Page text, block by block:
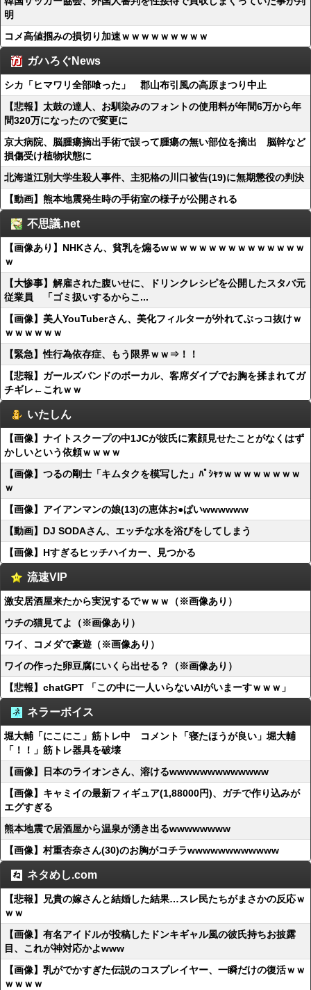
明
コメ高値掴みの損切り加速ｗｗｗｗｗｗｗｗｗ
ガハろぐNews
シカ「ヒマワリ全部喰った」 郡山布引風の高原まつり中止
【悲報】太鼓の達人、お馴染みのフォントの使用料が年間6万から年
間320万になったので変更に
京大病院、脳腫瘍摘出手術で誤って腫瘍の無い部位を摘出 脳幹など
損傷受け植物状態に
北海道江別大学生殺人事件、主犯格の川口被告(19)に無期懲役の判決
【動画】熊本地震発生時の手術室の様子が公開される
不思議.net
【画像あり】NHKさん、貧乳を煽るwｗｗｗｗｗｗｗｗｗｗｗｗｗｗ
ｗ
【大惨事】解雇された腹いせに、ドリンクレシピを公開したスタバ元
従業員 「ゴミ扱いするからこ...
【画像】美人YouTuberさん、美化フィルターが外れてぶっコ抜けｗ
ｗｗｗｗｗｗ
【緊急】性行為依存症、もう限界ｗｗ⇒！！
【悲報】ガールズバンドのボーカル、客席ダイブでお胸を揉まれてガ
チギレ←これｗｗ
いたしん
【画像】ナイトスクープの中1JCが彼氏に素顔見せたことがなくはず
かしいという依頼ｗｗｗｗ
【画像】つるの剛士「キムタクを模写した」ﾊﾟｼｬｯｗｗｗｗｗｗｗｗ
ｗ
【画像】アイアンマンの娘(13)の恵体お●ぱいwwwwww
【動画】DJ SODAさん、エッチな水を浴びをしてしまう
【画像】Hすぎるヒッチハイカー、見つかる
流速VIP
激安居酒屋来たから実況するでｗｗｗ（※画像あり）
ウチの猫見てよ（※画像あり）
ワイ、コメダで豪遊（※画像あり）
ワイの作った卵豆腐にいくら出せる？（※画像あり）
【悲報】chatGPT 「この中に一人いらないAIがいまーすｗｗｗ」
ネラーボイス
堀大輔「にこにこ」筋トレ中 コメント「寝たほうが良い」堀大輔
「！！」筋トレ器具を破壊
【画像】日本のライオンさん、溶けるwwwwwwwwwwwww
【画像】キャミイの最新フィギュア(1,88000円)、ガチで作り込みが
エグすぎる
熊本地震で居酒屋から温泉が湧き出るwwwwwwww
【画像】村重杏奈さん(30)のお胸がコチラwwwwwwwwwwww
ネタめし.com
【悲報】兄貴の嫁さんと結婚した結果…スレ民たちがまさかの反応ｗ
ｗｗ
【画像】有名アイドルが投稿したドンキギャル風の彼氏持ちお披露
目、これが神対応かよwww
【画像】乳がでかすぎた伝説のコスプレイヤー、一瞬だけの復活ｗｗ
ｗｗｗｗ